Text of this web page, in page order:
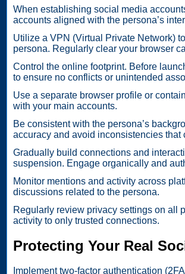
When establishing social media
accounts aligned with the persona’s
Utilize a VPN (Virtual Private Network)
persona. Regularly clear your browser
Control the online footprint. Before
to ensure no conflicts or unintended
Use a separate browser profile or
with your main accounts.
Be consistent with the persona’s
accuracy and avoid inconsistencies that
Gradually build connections and
suspension. Engage organically and
Monitor mentions and activity across
discussions related to the persona.
Regularly review privacy settings on all
activity to only trusted connections.
Protecting Your Real
Implement two-factor authentication